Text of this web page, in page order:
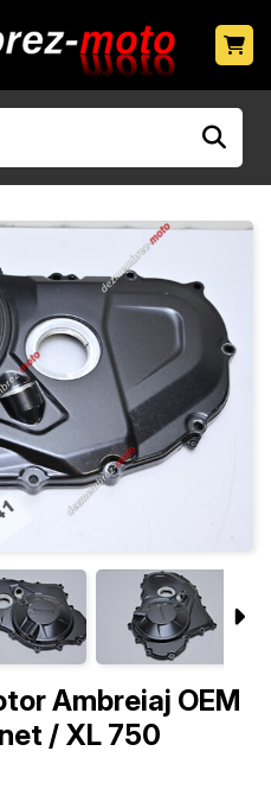
Ambreiaj OEM
/ XL 750